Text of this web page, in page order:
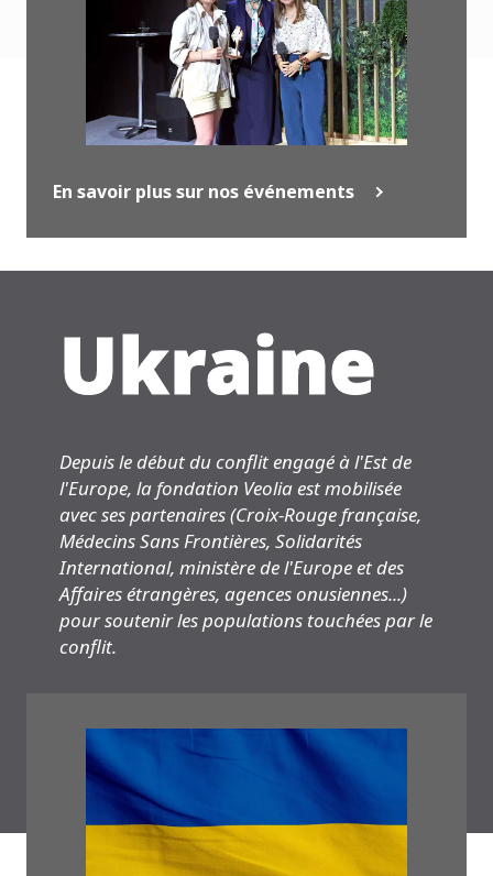
En savoir plus sur nos événements
Ukraine
Depuis le début du conflit engagé à l'Est de
l'Europe, la fondation Veolia est mobilisée
avec ses partenaires (Croix-Rouge française,
Médecins Sans Frontières, Solidarités
International, ministère de l'Europe et des
Affaires étrangères, agences onusiennes...)
pour soutenir les populations touchées par le
conflit.